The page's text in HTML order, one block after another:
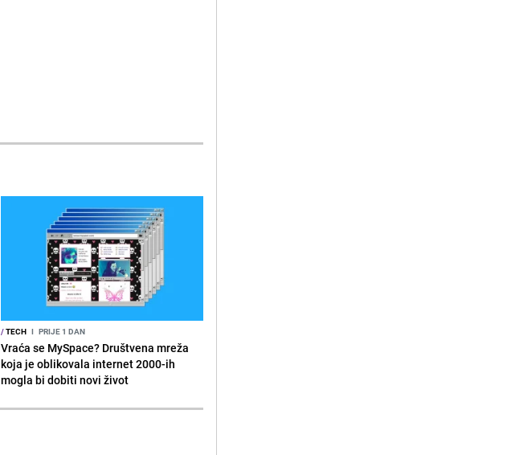
/TECH I PRIJE 1 DAN
Vraća se MySpace? Društvena mreža
koja je oblikovala internet 2000-ih
mogla bi dobiti novi život